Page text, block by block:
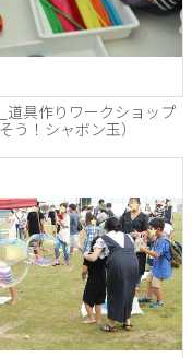
道具作りワークショップ
そう！シャボン玉）